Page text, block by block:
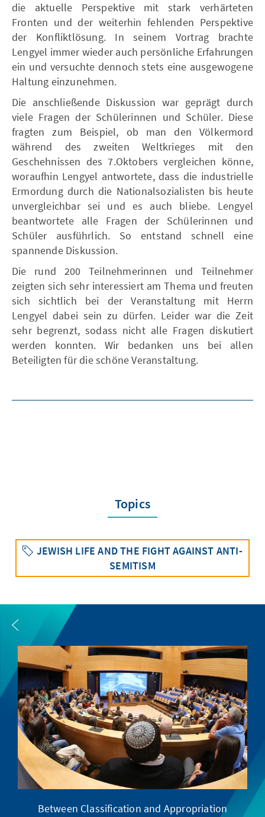
die aktuelle Perspektive mit stark verhärteten
Fronten und der weiterhin fehlenden Perspektive
der Konfliktlösung. In seinem Vortrag brachte
Lengyel immer wieder auch persönliche Erfahrungen
ein und versuchte dennoch stets eine ausgewogene
Haltung einzunehmen.
Die anschließende Diskussion war geprägt durch
viele Fragen der Schülerinnen und Schüler. Diese
fragten zum Beispiel, ob man den Völkermord
während des zweiten Weltkrieges mit den
Geschehnissen des 7.Oktobers vergleichen könne,
woraufhin Lengyel antwortete, dass die industrielle
Ermordung durch die Nationalsozialisten bis heute
unvergleichbar sei und es auch bliebe. Lengyel
beantwortete alle Fragen der Schülerinnen und
Schüler ausführlich. So entstand schnell eine
spannende Diskussion.
Die rund 200 Teilnehmerinnen und Teilnehmer
zeigten sich sehr interessiert am Thema und freuten
sich sichtlich bei der Veranstaltung mit Herrn
Lengyel dabei sein zu dürfen. Leider war die Zeit
sehr begrenzt, sodass nicht alle Fragen diskutiert
werden konnten. Wir bedanken uns bei allen
Beteiligten für die schöne Veranstaltung.
Topics
JEWISH LIFE AND THE FIGHT AGAINST ANTI-
SEMITISM
Between Classification and Appropriation